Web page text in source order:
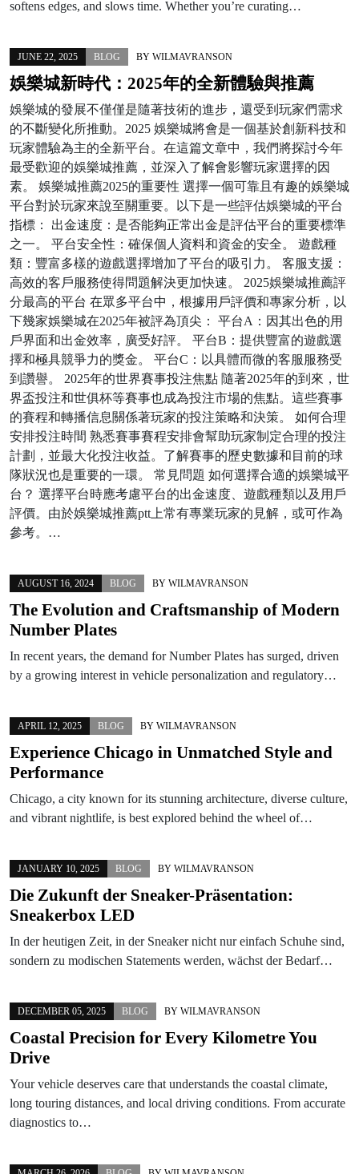
softens edges, and slows time. Whether you’re curating…
JUNE 22, 2025 BLOG BY WILMAVRANSON
娛樂城新時代：2025年的全新體驗與推薦
娛樂城的發展不僅僅是隨著技術的進步，還受到玩家們需求
的不斷變化所推動。2025 娛樂城將會是一個基於創新科技和
玩家體驗為主的全新平台。在這篇文章中，我們將探討今年
最受歡迎的娛樂城推薦，並深入了解會影響玩家選擇的因
素。 娛樂城推薦2025的重要性 選擇一個可靠且有趣的娛樂城
平台對於玩家來說至關重要。以下是一些評估娛樂城的平台
指標： 出金速度：是否能夠正常出金是評估平台的重要標準
之一。 平台安全性：確保個人資料和資金的安全。 遊戲種
類：豐富多樣的遊戲選擇增加了平台的吸引力。 客服支援：
高效的客戶服務使得問題解決更加快速。 2025娛樂城推薦評
分最高的平台 在眾多平台中，根據用戶評價和專家分析，以
下幾家娛樂城在2025年被評為頂尖： 平台A：因其出色的用
戶界面和出金效率，廣受好評。 平台B：提供豐富的遊戲選
擇和極具競爭力的獎金。 平台C：以具體而微的客服服務受
到讚譽。 2025年的世界賽事投注焦點 隨著2025年的到來，世
界盃投注和世俱杯等賽事也成為投注市場的焦點。這些賽事
的賽程和轉播信息關係著玩家的投注策略和決策。 如何合理
安排投注時間 熟悉賽事賽程安排會幫助玩家制定合理的投注
計劃，並最大化投注收益。了解賽事的歷史數據和目前的球
隊狀況也是重要的一環。 常見問題 如何選擇合適的娛樂城平
台？ 選擇平台時應考慮平台的出金速度、遊戲種類以及用戶
評價。由於娛樂城推薦ptt上常有專業玩家的見解，或可作為
參考。…
AUGUST 16, 2024 BLOG BY WILMAVRANSON
The Evolution and Craftsmanship of Modern
Number Plates
In recent years, the demand for Number Plates has surged, driven
by a growing interest in vehicle personalization and regulatory…
APRIL 12, 2025 BLOG BY WILMAVRANSON
Experience Chicago in Unmatched Style and
Performance
Chicago, a city known for its stunning architecture, diverse culture,
and vibrant nightlife, is best explored behind the wheel of…
JANUARY 10, 2025 BLOG BY WILMAVRANSON
Die Zukunft der Sneaker-Präsentation:
Sneakerbox LED
In der heutigen Zeit, in der Sneaker nicht nur einfach Schuhe sind,
sondern zu modischen Statements werden, wächst der Bedarf…
DECEMBER 05, 2025 BLOG BY WILMAVRANSON
Coastal Precision for Every Kilometre You
Drive
Your vehicle deserves care that understands the coastal climate,
long touring distances, and local driving conditions. From accurate
diagnostics to…